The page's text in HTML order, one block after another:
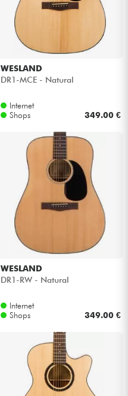
WESLAND
DR1-MCE - Natural
Internet
Shops
349.00 €
WESLAND
DR1-RW - Natural
Internet
Shops
349.00 €